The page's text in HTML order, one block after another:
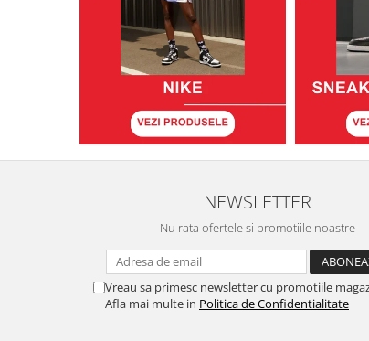
NEWSLETTER
Nu rata ofertele si promotiile noastre
Vreau sa primesc newsletter cu promotiile
Afla mai multe in Politica de Confidentialitate